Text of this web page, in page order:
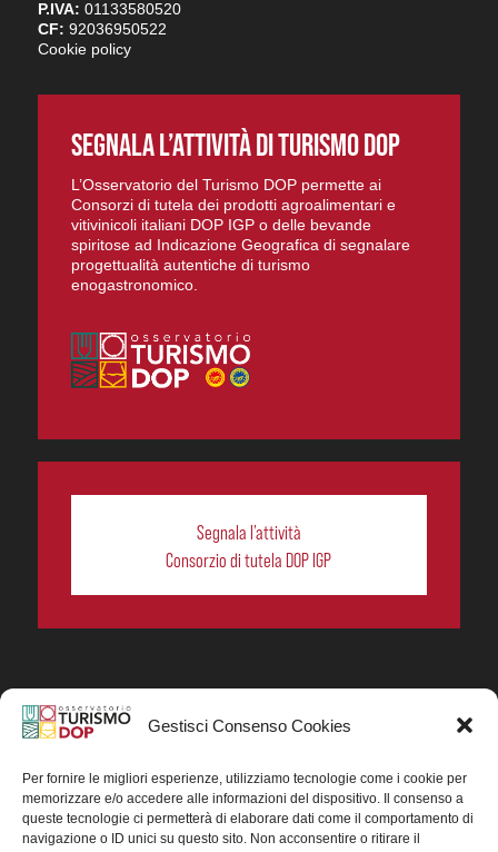
Gestisci Consenso Cookies
Per fornire le migliori esperienze, utilizziamo tecnologie come i cookie per
memorizzare e/o accedere alle informazioni del dispositivo. Il consenso a
queste tecnologie ci permetterà di elaborare dati come il comportamento di
navigazione o ID unici su questo sito. Non acconsentire o ritirare il
P.IVA: 01133580520
CF: 92036950522
Cookie policy
SEGNALA L’ATTIVITÀ DI TURISMO DOP
L’Osservatorio del Turismo DOP permette ai
Consorzi di tutela dei prodotti agroalimentari e
vitivinicoli italiani DOP IGP o delle bevande
spiritose ad Indicazione Geografica di segnalare
progettualità autentiche di turismo
enogastronomico.
Segnala l’attività
Consorzio di tutela DOP IGP
In collaborazione ORIGIN ITALIA.
del turismo enogastronomico dei prodotti DOP IGP
italiani.
Concessione contributo MASAF DM n. 0311719 del
15/06/2023